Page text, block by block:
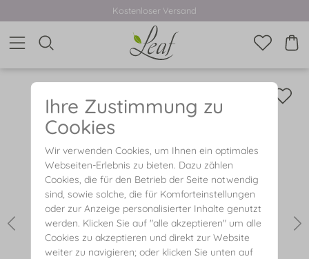
Kostenloser Versand
Ihre Zustimmung zu
Cookies
Wir verwenden Cookies, um Ihnen ein optimales
Webseiten-Erlebnis zu bieten. Dazu zählen
Cookies, die für den Betrieb der Seite notwendig
sind, sowie solche, die für Komforteinstellungen
oder zur Anzeige personalisierter Inhalte genutzt
werden. Klicken Sie auf "alle akzeptieren" um alle
Cookies zu akzeptieren und direkt zur Website
weiter zu navigieren; oder klicken Sie unten auf